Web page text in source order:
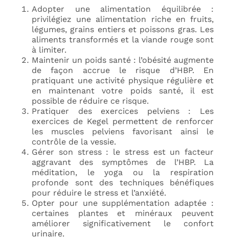
Adopter une alimentation équilibrée :
privilégiez une alimentation riche en fruits,
légumes, grains entiers et poissons gras. Les
aliments transformés et la viande rouge sont
à limiter.
Maintenir un poids santé : l’obésité augmente
de façon accrue le risque d’HBP. En
pratiquant une activité physique régulière et
en maintenant votre poids santé, il est
possible de réduire ce risque.
Pratiquer des exercices pelviens : Les
exercices de Kegel permettent de renforcer
les muscles pelviens favorisant ainsi le
contrôle de la vessie.
Gérer son stress : le stress est un facteur
aggravant des symptômes de l’HBP. La
méditation, le yoga ou la respiration
profonde sont des techniques bénéfiques
pour réduire le stress et l’anxiété.
Opter pour une supplémentation adaptée :
certaines plantes et minéraux peuvent
améliorer significativement le confort
urinaire.